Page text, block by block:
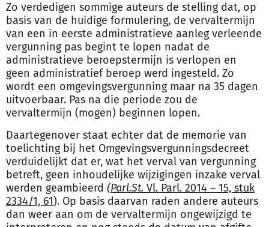
Zo verdedigen sommige auteurs de stelling dat, op
basis van de huidige formulering, de vervaltermijn
van een in eerste administratieve aanleg verleende
vergunning pas begint te lopen nadat de
administratieve beroepstermijn is verlopen en
geen administratief beroep werd ingesteld. Zo
wordt een omgevingsvergunning maar na 35 dagen
uitvoerbaar. Pas na die periode zou de
vervaltermijn (mogen) beginnen lopen.
Daartegenover staat echter dat de memorie van
toelichting bij het Omgevingsvergunningsdecreet
verduidelijkt dat er, wat het verval van vergunning
betreft, geen inhoudelijke wijzigingen inzake verval
werden geambieerd (Parl.St. Vl. Parl. 2014 – 15, stuk
2334/1, 61). Op basis daarvan raden andere auteurs
dan weer aan om de vervaltermijn ongewijzigd te